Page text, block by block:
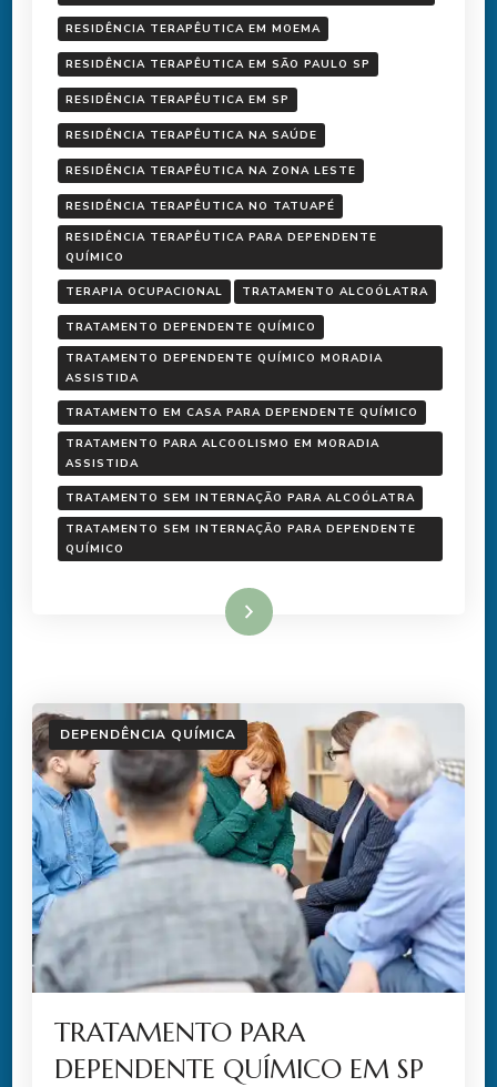
RESIDÊNCIA TERAPÊUTICA EM MOEMA
RESIDÊNCIA TERAPÊUTICA EM SÃO PAULO SP
RESIDÊNCIA TERAPÊUTICA EM SP
RESIDÊNCIA TERAPÊUTICA NA SAÚDE
RESIDÊNCIA TERAPÊUTICA NA ZONA LESTE
RESIDÊNCIA TERAPÊUTICA NO TATUAPÉ
RESIDÊNCIA TERAPÊUTICA PARA DEPENDENTE
QUÍMICO
TERAPIA OCUPACIONAL TRATAMENTO ALCOÓLATRA
TRATAMENTO DEPENDENTE QUÍMICO
TRATAMENTO DEPENDENTE QUÍMICO MORADIA
ASSISTIDA
TRATAMENTO EM CASA PARA DEPENDENTE QUÍMICO
TRATAMENTO PARA ALCOOLISMO EM MORADIA
ASSISTIDA
TRATAMENTO SEM INTERNAÇÃO PARA ALCOÓLATRA
TRATAMENTO SEM INTERNAÇÃO PARA DEPENDENTE
QUÍMICO
Ler mais
DEPENDÊNCIA QUÍMICA
TRATAMENTO PARA
DEPENDENTE QUÍMICO EM SP